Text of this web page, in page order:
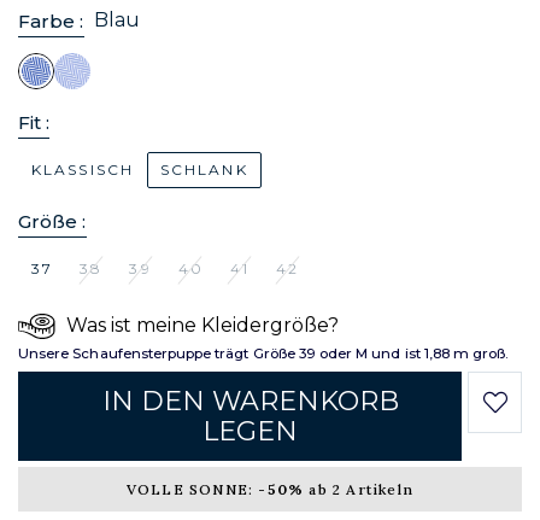
Farbe : Blau
Fit :
KLASSISCH SCHLANK
Größe :
37 38 39 40 41 42
Was ist meine Kleidergröße?
Unsere Schaufensterpuppe trägt Größe 39 oder M und ist 1,88 m groß.
IN DEN WARENKORB
LEGEN
VOLLE SONNE: -50% ab 2 Artikeln